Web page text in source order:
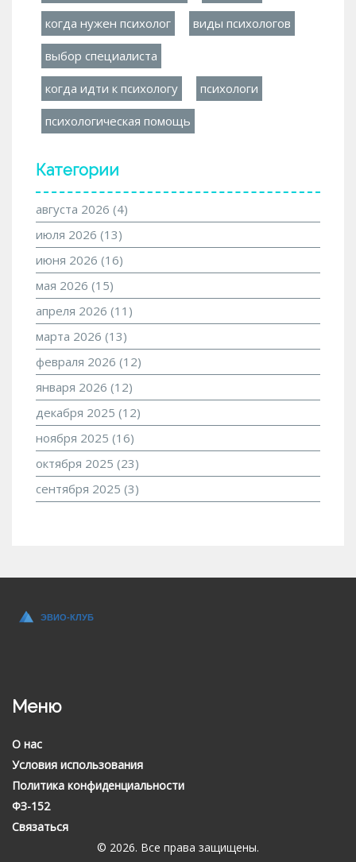
когда нужен психолог виды психологов
выбор специалиста
когда идти к психологу психологи
психологическая помощь
Категории
августа 2026 (4)
июля 2026 (13)
июня 2026 (16)
мая 2026 (15)
апреля 2026 (11)
марта 2026 (13)
февраля 2026 (12)
января 2026 (12)
декабря 2025 (12)
ноября 2025 (16)
октября 2025 (23)
сентября 2025 (3)
Меню
О нас
Условия использования
Политика конфиденциальности
ФЗ-152
Связаться
© 2026. Все права защищены.